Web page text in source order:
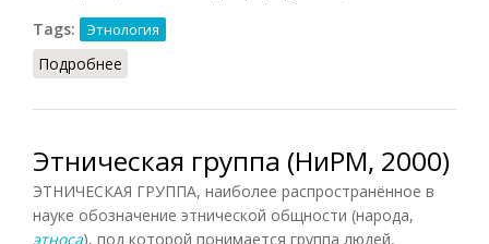
Tags:
Этнология
Подробнее
Этническая группа (НиРМ, 2000)
ЭТНИЧЕСКАЯ ГРУППА, наиболее распространённое в
науке обозначение этнической общности (народа,
этноса), под которой понимается группа людей,